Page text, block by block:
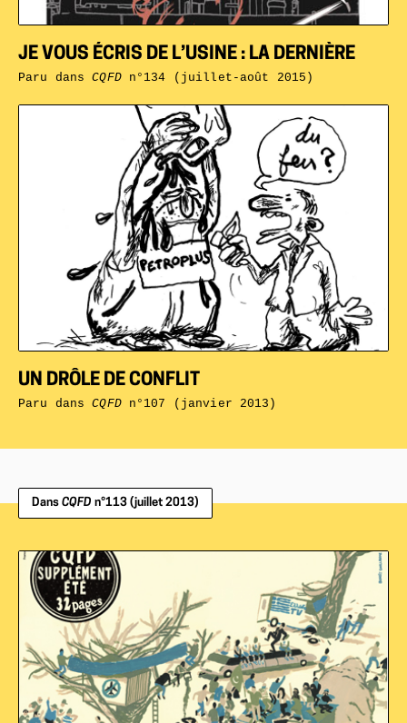
UN DRÔLE DE CONFLIT
Paru dansCQFDn°107 (janvier 2013)
JE VOUS ÉCRIS DE L’USINE : LA DERNIÈRE
Paru dansCQFDn°134 (juillet-août 2015)
Dans CQFD n°113 (juillet 2013)